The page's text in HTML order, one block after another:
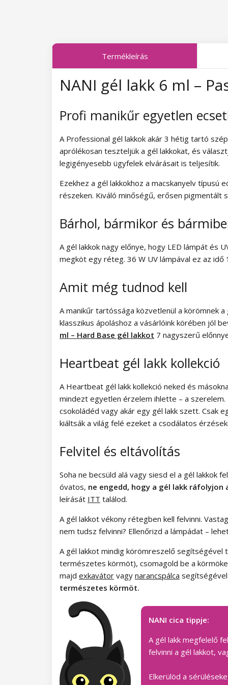
Charm Lady kollekció
Pearl Glaze kollekció
Summer Daze kollekció
Easter Egg kollekció
Lovely Kiss kollekció
Magic Winter kollekció
Old Passion kollekció
Rainbow Tones kollekció
Beach Party kollekció
Pure Elegance kollekció
Pastel Candy kollekció
Army Lady kollekció
Chocolate Box kollekció
Romantic Sunset kollekció
Paradise Dream kollekció
Ocean Drive kollekció
Pure Beauty kollekció
Time to Warm Up kollekció
Let It Snow! Kollekció
Heartbeat kollekció
Princess kollekció
NANI Amazing Line gél lakkok
Autumn Breeze kollekció
NANI Simply Pure gél lakkok
Termékleírás
NANI gél lakk 6 ml –
Profi manikűr egyetlen
A Professional gél lakkok akár 3 hétig tartó
aprólékosan teszteljük a gél lakkokat, és
legigényesebb ügyfelek elvárásait is teljesítik.
Ezekhez a gél lakkokhoz a macskanyelv
részeken. Kiváló minőségű, erősen pigmentált
Bárhol, bármikor és
A gél lakkok nagy előnye, hogy LED lámpát és
megköt egy réteg. 36 W UV lámpával ez az
Amit még tudnod kell
A manikűr tartóssága közvetlenül a körömnek
klasszikus ápoláshoz a vásárlóink körében jól
ml – Hard Base gél lakkot 7 nagyszerű
Heartbeat gél lakk kollekció
A Heartbeat gél lakk kollekció neked és
mindezt egyetlen érzelem ihlette – a szerelem.
csokoládéd vagy akár egy gél lakk szett. Csak
kiáltsák a világ felé ezeket a csodálatos
Felvitel és eltávolítás
Soha ne becsüld alá vagy siesd el a gél lakkok
óvatos, ne engedd, hogy a gél lakk
leírását ITT találod.
A gél lakkot vékony rétegben kell felvinni.
nem tudsz felvinni? Ellenőrizd a lámpádat –
A gél lakkot mindig körömreszelő
természetes körmöt), csomagold be a
majd exkavátor vagy narancspálca
természetes körmöt.
NANI cica tippje:
A gél lakk megfelelő
felvinni a gél lakkot,
Elkerülöd a